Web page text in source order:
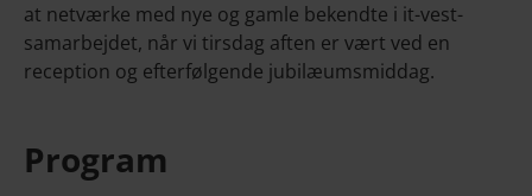
at netværke med nye og gamle bekendte i it-vest-
samarbejdet, når vi tirsdag aften er vært ved en
reception og efterfølgende jubilæumsmiddag.
Program